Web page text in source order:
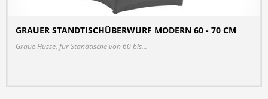
GRAUER STANDTISCHÜBERWURF MODERN 60 - 70 CM
Graue Husse, für Standtische von 60 bis...
DETAILS